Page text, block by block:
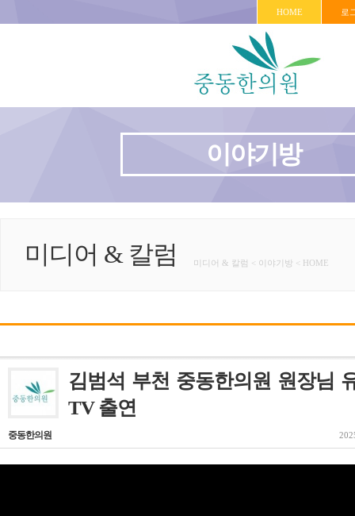
HOME 로
이야기방
미디어 & 칼럼 미디어 & 칼럼 < 이야기방 < HOME
김범석 부천 중동한의원 원장님
TV 출연
중동한의원